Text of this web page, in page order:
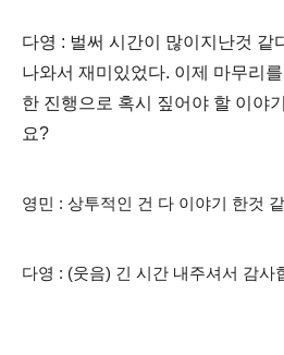
다영 : 벌써 시간이 많이지난것 같
나와서 재미있었다. 이제 마무리
한 진행으로 혹시 짚어야 할 이야
요?
영민 : 상투적인 건 다 이야기 한것
다영 : (웃음) 긴 시간 내주셔서 감사